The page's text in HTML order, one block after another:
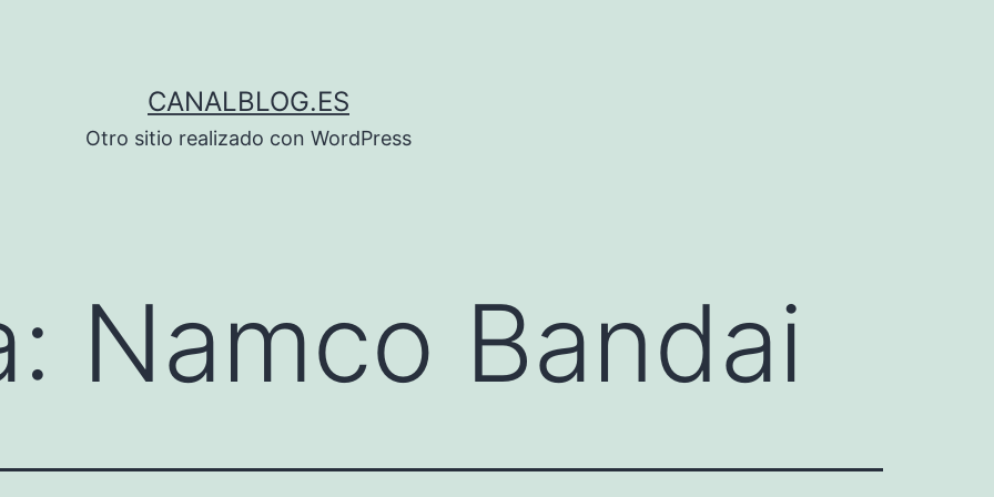
CANALBLOG.ES
Otro sitio realizado con WordPress
Namco Bandai